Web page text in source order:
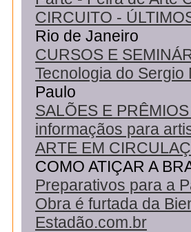
CIRCUITO -
Rio de Janeiro
CURSOS E
Tecnologia do
Paulo
SALÕES E
informaçãos para
ARTE EM
COMO ATIÇAR A
Preparativos para a
Obra é furtada da
Estadão.com.br